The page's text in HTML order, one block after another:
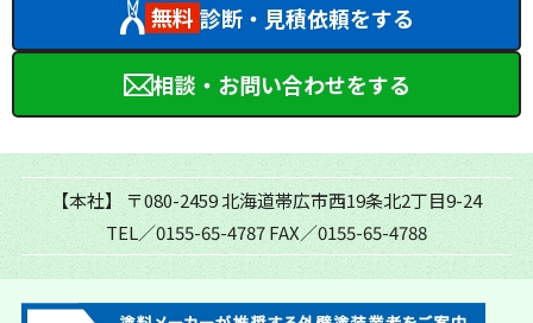
無料 診断・見積依頼をする
相談・お問い合わせをする
【本社】
〒080-2459 北海道帯広市西19条北2丁目9-24
TEL／0155-65-4787FAX／0155-65-4788